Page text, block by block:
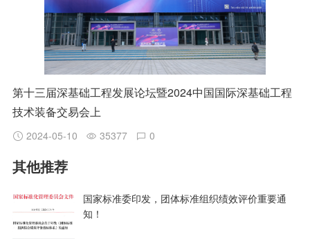
第十三届深基础工程发展论坛暨2024中国国际深基础工程
技术装备交易会上
2024-05-10 35377 0
其他推荐
国家标准委印发，团体标准组织绩效评价重要通
知！